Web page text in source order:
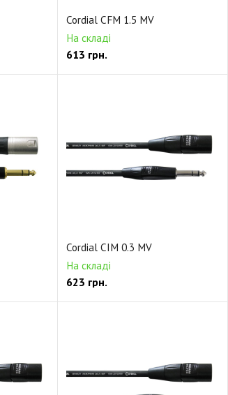
Cordial CFM 1.5 MV
На складі
613 грн.
Cordial CIM 0.3 MV
На складі
623 грн.